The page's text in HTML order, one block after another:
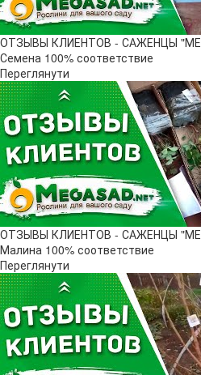
ОТЗЫВЫ КЛИЕНТОВ - САЖЕНЦЫ
Семена 100% соответствие
Переглянути
ОТЗЫВЫ КЛИЕНТОВ - САЖЕНЦЫ
Малина 100% соответствие
Переглянути